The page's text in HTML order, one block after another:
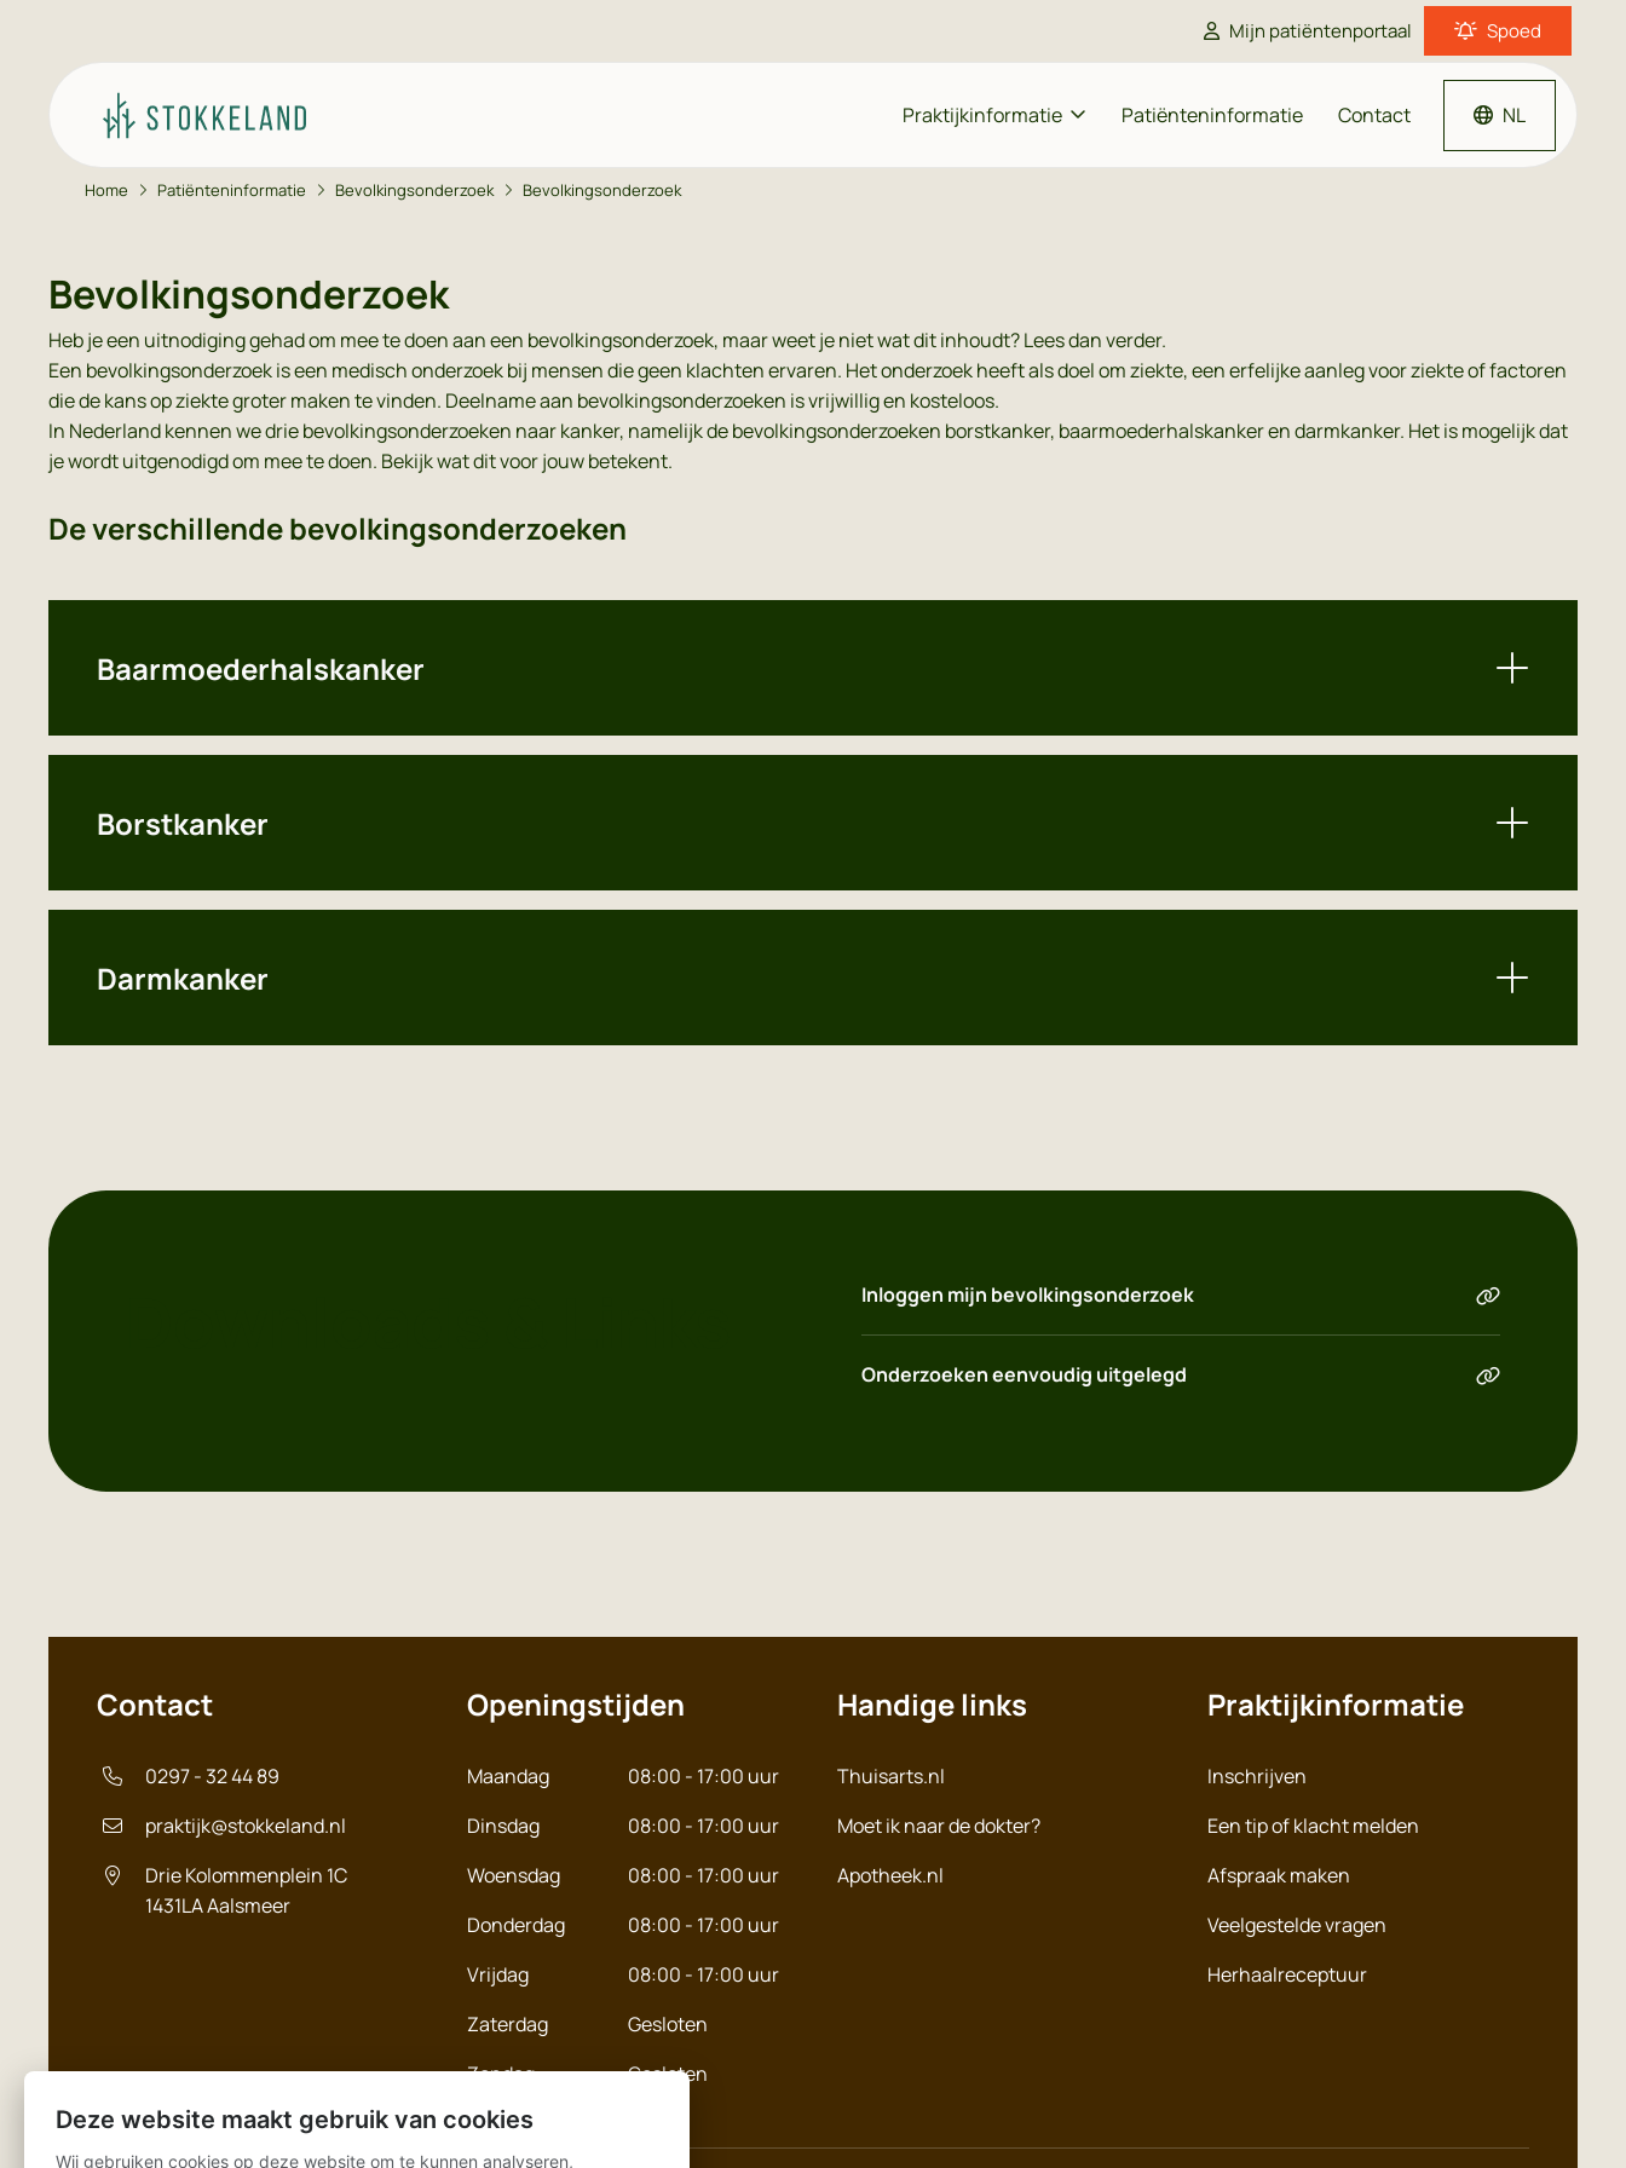
Mijn patiëntenportaal Spoed
Ga naar de hoofdinhoud
Ga naar de footer
Ga naar de toegankelijkheidsinstellingen
Praktijkinformatie
Bloedonderzoek
E-consult
Tip of klacht melden
Veelgestelde vragen
Vacatures
Patiëntvragenlijst
Apotheek
Patiënteninformatie Contact NL
Home Patiënteninformatie Bevolkingsonderzoek Bevolkingsonderzoek
Bevolkingsonderzoek
Heb je een uitnodiging gehad om mee te doen aan een bevolkingsonderzoek, maar weet je niet wat dit inhoudt? Lees dan verder.
Een bevolkingsonderzoek is een medisch onderzoek bij mensen die geen klachten ervaren. Het onderzoek heeft als doel om ziekte, een erfelijke aanleg voor ziekte of factoren
die de kans op ziekte groter maken te vinden. Deelname aan bevolkingsonderzoeken is vrijwillig en kosteloos.
In Nederland kennen we drie bevolkingsonderzoeken naar kanker, namelijk de bevolkingsonderzoeken borstkanker, baarmoederhalskanker en darmkanker. Het is mogelijk dat
je wordt uitgenodigd om mee te doen. Bekijk wat dit voor jouw betekent.
De verschillende bevolkingsonderzoeken
Baarmoederhalskanker
Borstkanker
Darmkanker
Inloggen mijn bevolkingsonderzoek
Onderzoeken eenvoudig uitgelegd
Contact
0297 - 32 44 89
praktijk@stokkeland.nl
Drie Kolommenplein 1C
1431LAAalsmeer
Openingstijden
Maandag
08:00 - 17:00 uur
Dinsdag
08:00 - 17:00 uur
Woensdag
08:00 - 17:00 uur
Donderdag
08:00 - 17:00 uur
Vrijdag
08:00 - 17:00 uur
Zaterdag
Gesloten
Zondag
Gesloten
Handige links
Thuisarts.nl
Moet ik naar de dokter?
Apotheek.nl
Praktijkinformatie
Inschrijven
Een tip of klacht melden
Afspraak maken
Veelgestelde vragen
Herhaalreceptuur
Deze website maakt gebruik van cookies
Wij gebruiken cookies op deze website om te kunnen analyseren,